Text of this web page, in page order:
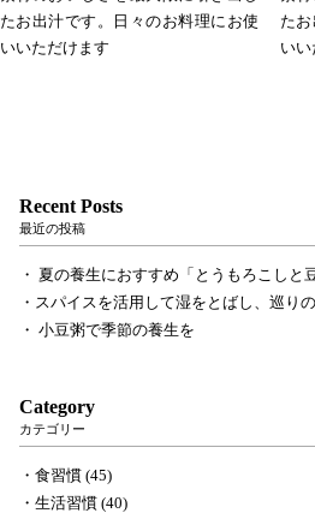
たお出汁です。日々のお料理にお使
いいただけます
た
いい
Recent Posts
最近の投稿
夏の養生におすすめ「とうもろこしと
スパイスを活用して湿をとばし、巡りの
小豆粥で季節の養生を
Category
カテゴリー
食習慣 (45)
生活習慣 (40)